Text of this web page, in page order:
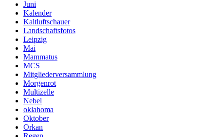
Juni
Kalender
Kaltluftschauer
Landschaftsfotos
Leipzig
Mai
Mammatus
MCS
Mitgliederversammlung
Morgenrot
Multizelle
Nebel
oklahoma
Oktober
Orkan